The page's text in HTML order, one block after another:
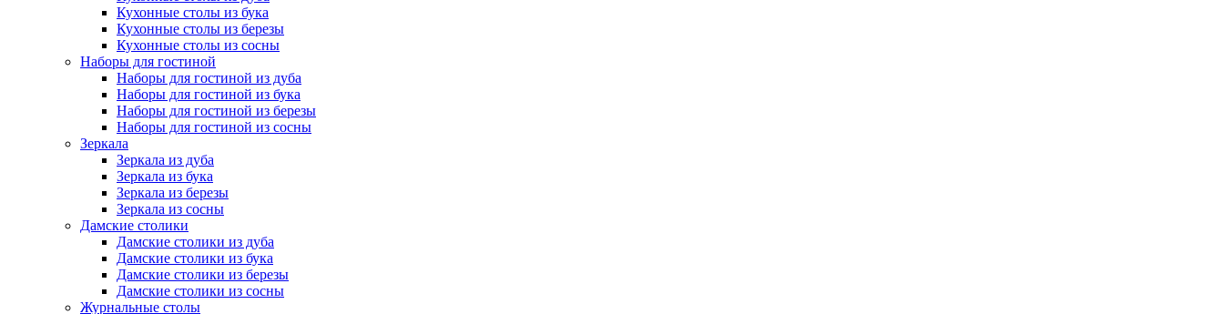
Кухонные столы из бука
Кухонные столы из березы
Кухонные столы из сосны
Наборы для гостиной
Наборы для гостиной из дуба
Наборы для гостиной из бука
Наборы для гостиной из березы
Наборы для гостиной из сосны
Зеркала
Зеркала из дуба
Зеркала из бука
Зеркала из березы
Зеркала из сосны
Дамские столики
Дамские столики из дуба
Дамские столики из бука
Дамские столики из березы
Дамские столики из сосны
Журнальные столы